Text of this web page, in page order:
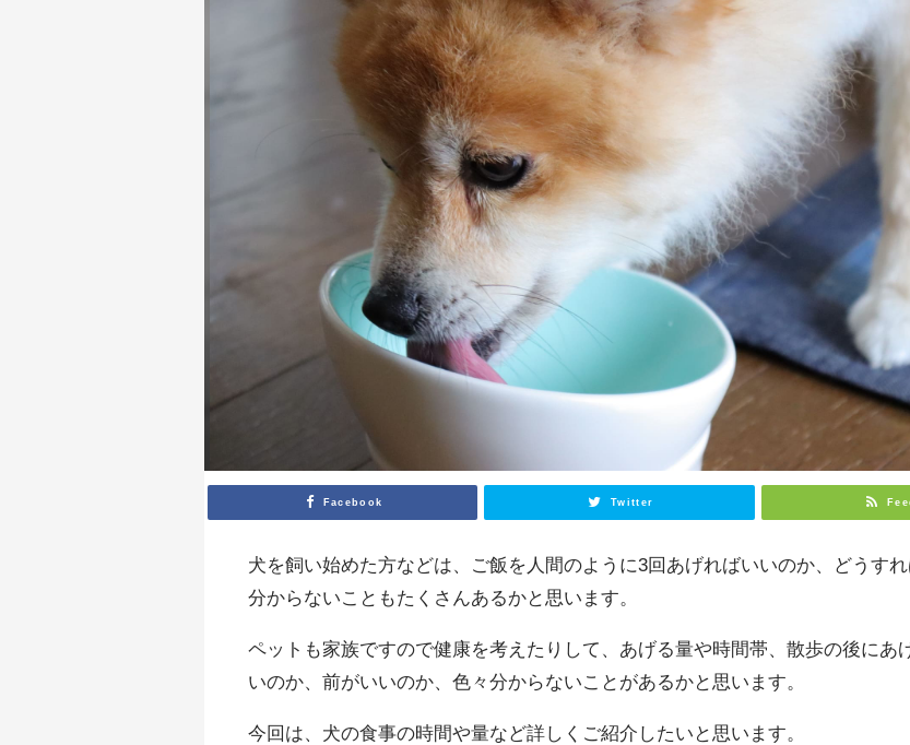
Facebook Twitter
犬を飼い始めた方などは、ご飯を人間のように3回あげればいいのか、どうす
分からないこともたくさんあるかと思います。
ペットも家族ですので健康を考えたりして、あげる量や時間帯、散歩の後にあ
いのか、前がいいのか、色々分からないことがあるかと思います。
今回は、犬の食事の時間や量など詳しくご紹介したいと思います。